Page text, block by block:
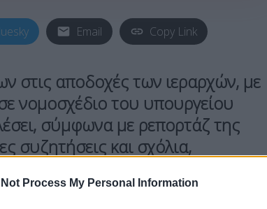
Not Process My Personal Information
Email Copy Link
στις αποδοχές των ιεραρχών, με
νομοσχέδιο του υπουργείου
σύμφωνα με ρεπορτάζ της
συζητήσεις και σχόλια,
της Ιεραρχίας